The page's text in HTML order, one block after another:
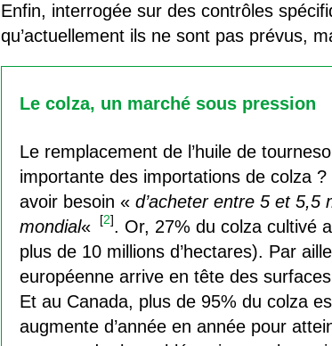
Enfin, interrogée sur des contrôles
qu’actuellement ils ne sont pas prévus,
Le colza, un marché sous pression
Le remplacement de l’huile de
importante des importations de colza ?
avoir besoin «d’acheter entre 5 et 5,5
mondial« [2]. Or, 27% du colza cultivé
plus de 10 millions d’hectares). Par
européenne arrive en tête des
Et au Canada, plus de 95% du colza
augmente d’année en année pour